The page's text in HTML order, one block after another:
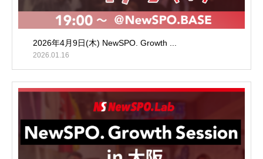
2026年4月9日(木) NewSPO. Growth ...
2026.01.16